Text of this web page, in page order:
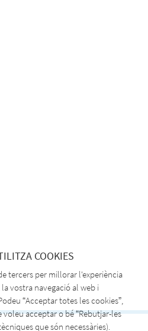
COOKIES
tercers per millorar l'experiència
vostra navegació al web i
“Acceptar totes les cookies”,
voleu acceptar o bé “Rebutjar-les
que són necessàries).